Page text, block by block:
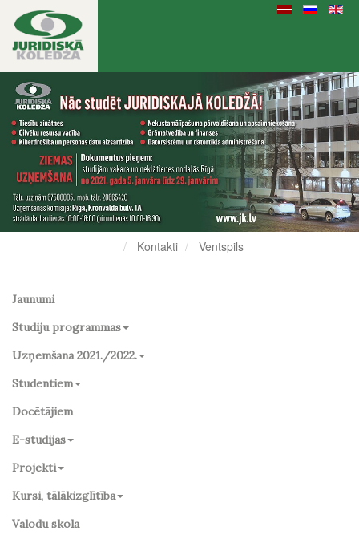
Kontakti Ventspils
Jaunumi
Studiju programmas
Uzņemšana 2021./2022.
Studentiem
Docētājiem
E-studijas
Projekti
Kursi, tālākizglītība
Valodu skola